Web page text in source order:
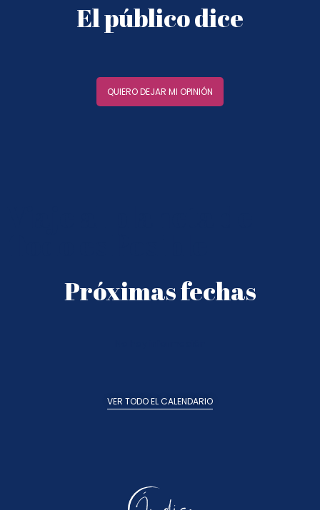
El público dice
QUIERO DEJAR MI OPINIÓN
Próximas fechas
VER TODO EL CALENDARIO